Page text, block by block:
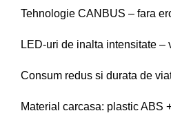
Tehnologie CANBUS – fara
LED-uri de inalta intensitate –
Consum redus si durata de
Material carcasa: plastic ABS